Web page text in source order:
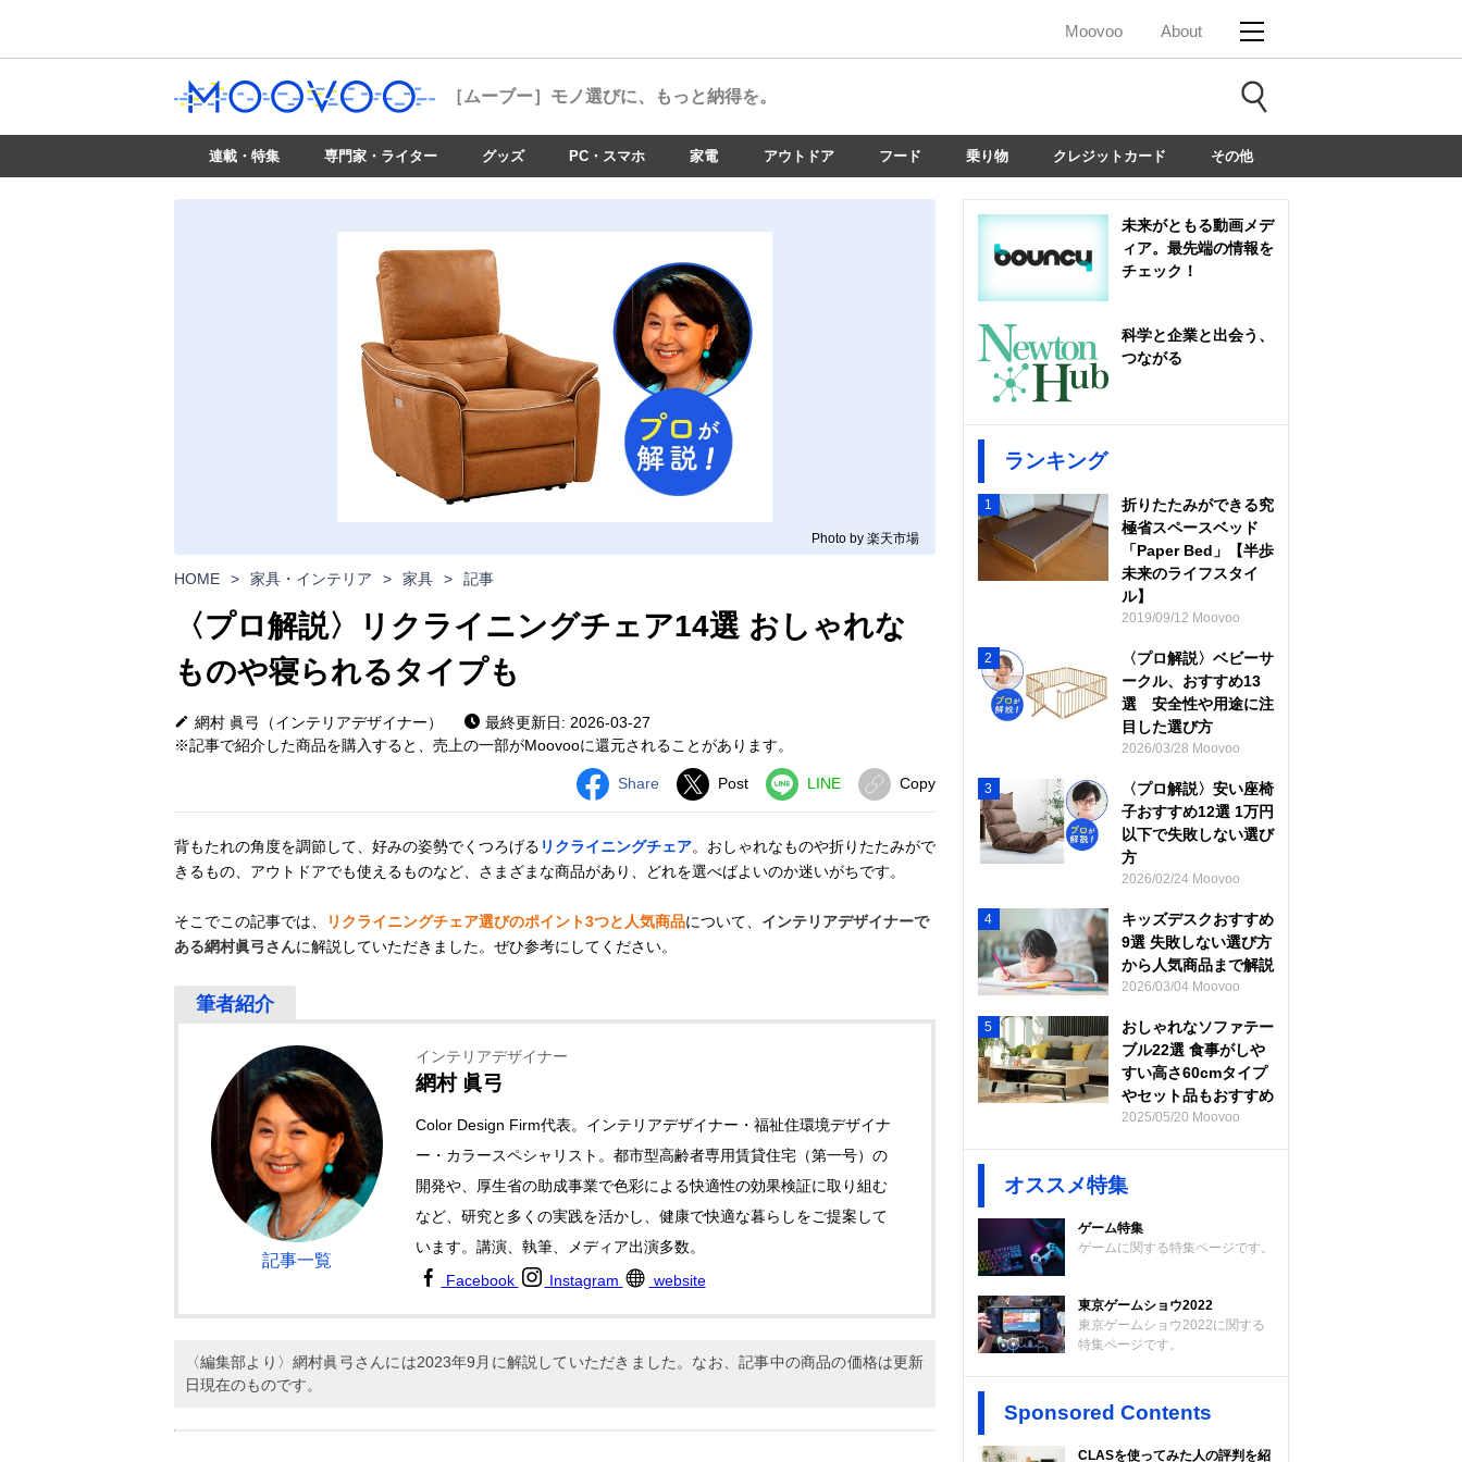
Moovoo About
［ムーブー］ モノ選びに、もっと納得を。
連載・特集 専門家・ライター グッズ PC・スマホ 家電 アウトドア フード 乗り物 クレジットカード その他
Photo by 楽天市場
HOME > 家具・インテリア > 家具 > 記事
〈プロ解説〉リクライニングチェア14選 おしゃれな
ものや寝られるタイプも
網村 眞弓（インテリアデザイナー）
最終更新日: 2026-03-27
※記事で紹介した商品を購入すると、売上の一部がMoovooに還元されることがあります。
Share Post LINE Copy
背もたれの角度を調節して、好みの姿勢でくつろげる リクライニングチェア。おしゃれなものや折りたたみがで
きるもの、アウトドアでも使えるものなど、さまざまな商品があり、どれを選べばよいのか迷いがちです。
そこでこの記事では、 リクライニングチェア選びのポイント3つと人気商品について、 インテリアデザイナーで
ある網村眞弓さんに解説していただきました。ぜひ参考にしてください。
記事一覧
インテリアデザイナー
網村 眞弓
Color Design Firm代表。インテリアデザイナー・福祉住環境デザイナ
ー・カラースペシャリスト。都市型高齢者専用賃貸住宅（第一号）の
開発や、厚生省の助成事業で色彩による快適性の効果検証に取り組む
など、研究と多くの実践を活かし、健康で快適な暮らしをご提案して
います。講演、執筆、メディア出演多数。
Facebook
Instagram website
〈編集部より〉網村眞弓さんには2023年9月に解説していただきました。なお、記事中の商品の価格は更新
日現在のものです。
未来がともる動画メデ
ィア。最先端の情報を
チェック！
科学と企業と出会う、
つながる
ランキング
1
折りたたみができる究
極省スペースベッド
「Paper Bed」【半歩
未来のライフスタイ
ル】
2019/09/12 Moovoo
2
〈プロ解説〉ベビーサ
ークル、おすすめ13
選 安全性や用途に注
目した選び方
2026/03/28 Moovoo
3
〈プロ解説〉安い座椅
子おすすめ12選 1万円
以下で失敗しない選び
方
2026/02/24 Moovoo
4
キッズデスクおすすめ
9選 失敗しない選び方
から人気商品まで解説
2026/03/04 Moovoo
5
おしゃれなソファテー
ブル22選 食事がしや
すい高さ60cmタイプ
やセット品もおすすめ
2025/05/20 Moovoo
オススメ特集
ゲーム特集
ゲームに関する特集ページです。
東京ゲームショウ2022
東京ゲームショウ2022に関する
特集ページです。
Sponsored Contents
CLASを使ってみた人の評判を紹